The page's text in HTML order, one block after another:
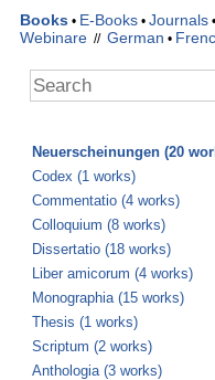
Books • E-Books • Journals •
Webinare // German •
Neuerscheinungen (20
Codex (1 works)
Commentatio (4 works)
Colloquium (8 works)
Dissertatio (18 works)
Liber amicorum (4 works)
Monographia (15 works)
Thesis (1 works)
Scriptum (2 works)
Anthologia (3 works)